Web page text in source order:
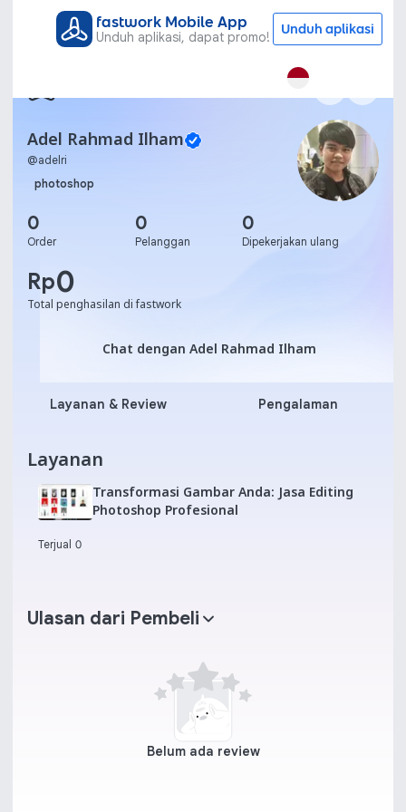
fastwork Mobile App
Unduh aplikasi, dapat promo! Unduh aplikasi
Adel Rahmad Ilham
@adelri
photoshop
0
Order
0
Pelanggan
0
Dipekerjakan ulang
Rp0
Total penghasilan di fastwork
Chat dengan Adel
Chat dengan Adel Rahmad Ilham
Layanan & Review Pengalaman
Layanan
Transformasi Gambar Anda: Jasa Editing
Photoshop Profesional
Terjual 0
Ulasan dari Pembeli
Belum ada review